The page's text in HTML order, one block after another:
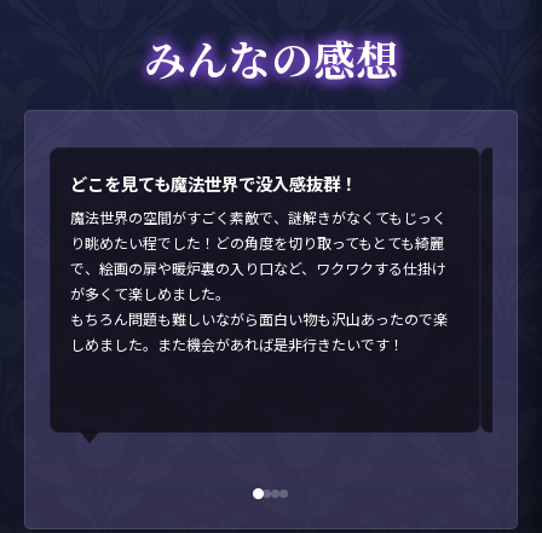
みんなの感想
どこを見ても魔法世界で没入感抜群！
魔法世界の空間がすごく素敵で、謎解きがなくてもじっく
り眺めたい程でした！どの角度を切り取ってもとても綺麗
で、絵画の扉や暖炉裏の入り口など、ワクワクする仕掛け
が多くて楽しめました。
もちろん問題も難しいながら面白い物も沢山あったので楽
しめました。また機会があれば是非行きたいです！